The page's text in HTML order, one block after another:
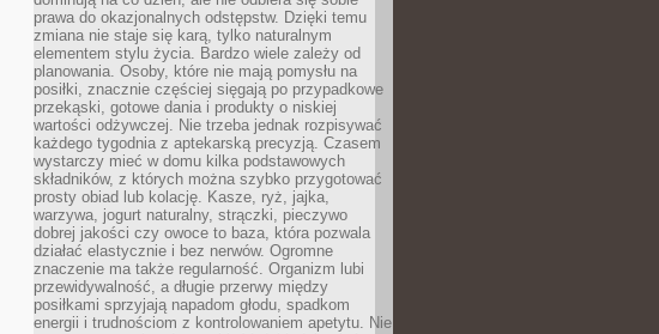
prawa do okazjonalnych odstępstw. Dzięki temu
zmiana nie staje się karą, tylko naturalnym
elementem stylu życia. Bardzo wiele zależy od
planowania. Osoby, które nie mają pomysłu na
posiłki, znacznie częściej sięgają po przypadkowe
przekąski, gotowe dania i produkty o niskiej
wartości odżywczej. Nie trzeba jednak rozpisywać
każdego tygodnia z aptekarską precyzją. Czasem
wystarczy mieć w domu kilka podstawowych
składników, z których można szybko przygotować
prosty obiad lub kolację. Kasze, ryż, jajka,
warzywa, jogurt naturalny, strączki, pieczywo
dobrej jakości czy owoce to baza, która pozwala
działać elastycznie i bez nerwów. Ogromne
znaczenie ma także regularność. Organizm lubi
przewidywalność, a długie przerwy między
posiłkami sprzyjają napadom głodu, spadkom
energii i trudnościom z kontrolowaniem apetytu. Nie